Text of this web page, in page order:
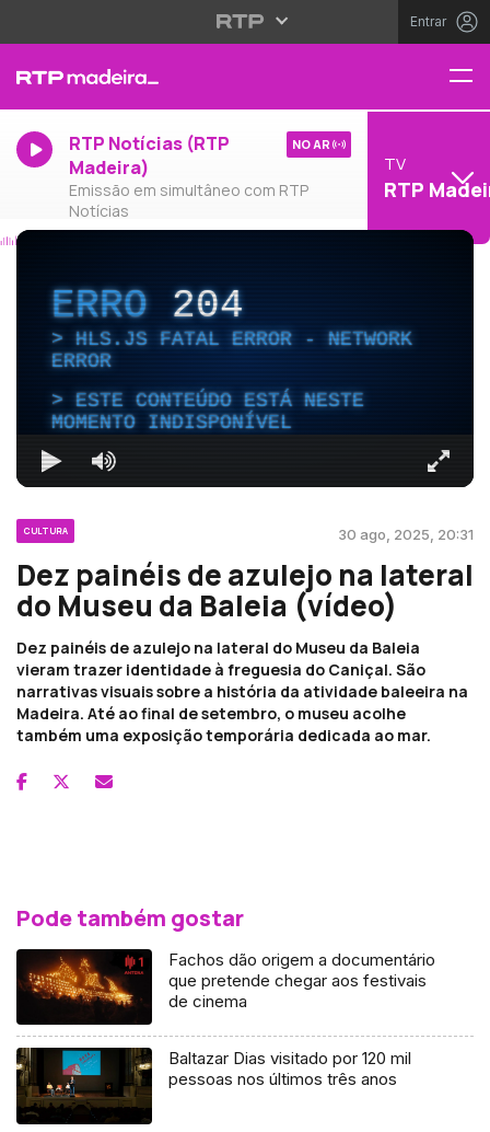
Entrar
RTP Notícias (RTP
Madeira)
Emissão em simultâneo com RTP
Notícias
NO AR
TV
RTP
ERRO204
HLS.JS FATAL ERROR - NETWORK
ERROR
ESTE CONTEÚDO ESTÁ NESTE
MOMENTO INDISPONÍVEL
CULTURA 30 ago, 2025, 20:31
Dez painéis de azulejo na lateral
do Museu da Baleia (vídeo)
Dez painéis de azulejo na lateral do Museu da Baleia
vieram trazer identidade à freguesia do Caniçal. São
narrativas visuais sobre a história da atividade baleeira na
Madeira. Até ao final de setembro, o museu acolhe
também uma exposição temporária dedicada ao mar.
Pode também gostar
Fachos dão origem a documentário
que pretende chegar aos festivais
de cinema
Baltazar Dias visitado por 120 mil
pessoas nos últimos três anos